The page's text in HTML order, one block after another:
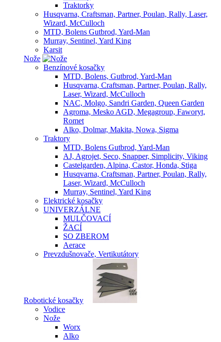
Traktorky
Husqvarna, Craftsman, Partner, Poulan, Rally, Laser,
Wizard, McCulloch
MTD, Bolens Gutbrod, Yard-Man
Murray, Sentinel, Yard King
Karsit
Nože
Benzínové kosačky
MTD, Bolens, Gutbrod, Yard-Man
Husqvarna, Craftsman, Partner, Poulan, Rally,
Laser, Wizard, McCulloch
NAC, Molgo, Sandri Garden, Queen Garden
Agroma, Mesko AGD, Megagroup, Faworyt,
Romet
Alko, Dolmar, Makita, Nowa, Sigma
Traktory
MTD, Bolens Gutbrod, Yard-Man
AJ, Agrojet, Seco, Snapper, Simplicity, Viking
Castelgarden, Alpina, Castor, Honda, Stiga
Husqvarna, Craftsman, Partner, Poulan, Rally,
Laser, Wizard, McCulloch
Murray, Sentinel, Yard King
Elektrické kosačky
UNIVERZÁLNE
MULČOVACÍ
ŽACÍ
SO ZBEROM
Aerace
Prevzdušnovače, Vertikutátory
Robotické kosačky
Vodice
Nože
Worx
Alko